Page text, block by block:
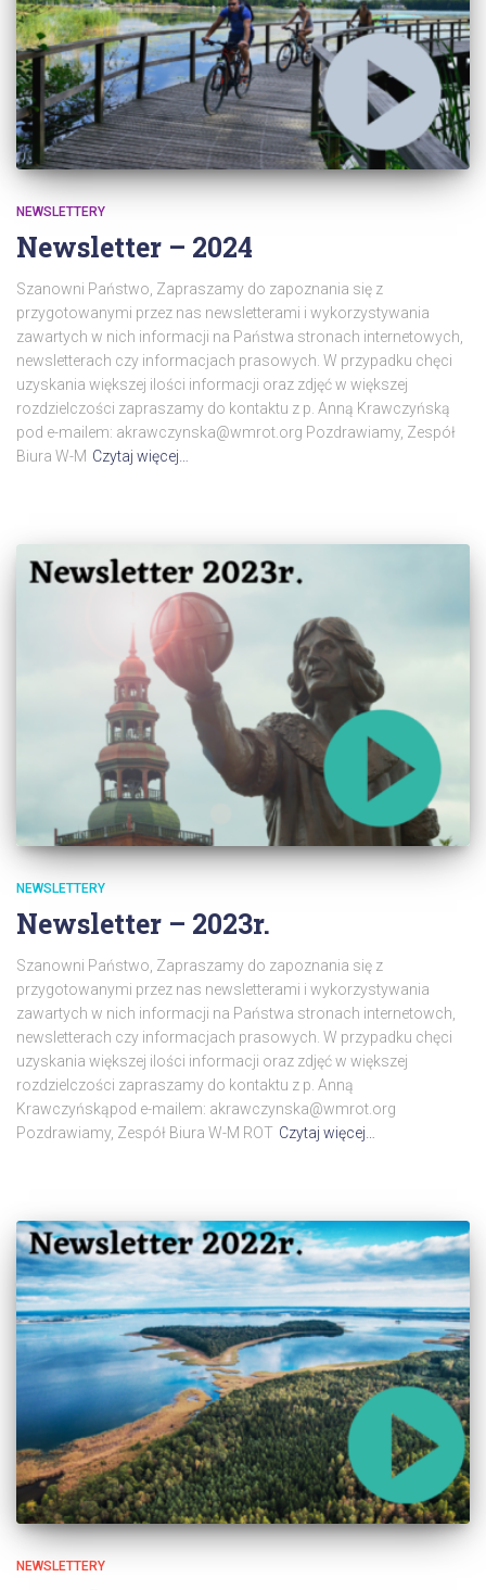
NEWSLETTERY
Newsletter – 2024
Szanowni Państwo, Zapraszamy do zapoznania się z
przygotowanymi przez nas newsletterami i wykorzystywania
zawartych w nich informacji na Państwa stronach internetowych,
newsletterach czy informacjach prasowych. W przypadku chęci
uzyskania większej ilości informacji oraz zdjęć w większej
rozdzielczości zapraszamy do kontaktu z p. Anną Krawczyńską
pod e-mailem: akrawczynska@wmrot.org Pozdrawiamy, Zespół
Biura W-M Czytaj więcej…
NEWSLETTERY
Newsletter – 2023r.
Szanowni Państwo, Zapraszamy do zapoznania się z
przygotowanymi przez nas newsletterami i wykorzystywania
zawartych w nich informacji na Państwa stronach internetowch,
newsletterach czy informacjach prasowych. W przypadku chęci
uzyskania większej ilości informacji oraz zdjęć w większej
rozdzielczości zapraszamy do kontaktu z p. Anną
Krawczyńskąpod e-mailem: akrawczynska@wmrot.org
Pozdrawiamy, Zespół Biura W-M ROT Czytaj więcej…
NEWSLETTERY